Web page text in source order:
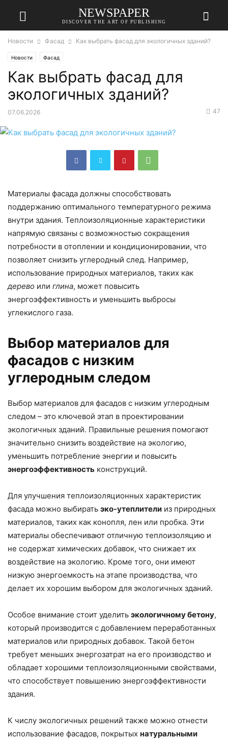
NEWSPAPER
DISCOVER THE ART OF PUBLISHING
Новости Фасад Как выбрать фасад для экологичных зданий?
Новости Фасад
Как выбрать фасад для
экологичных зданий?
07.06.2026 47
Материалы фасада должны способствовать
поддержанию оптимального температурного режима
внутри здания. Теплоизоляционные характеристики
напрямую связаны с возможностью сокращения
потребности в отоплении и кондиционировании, что
позволяет снизить углеродный след. Например,
использование природных материалов, таких как
дерево или глина, может повысить
энергоэффективность и уменьшить выбросы
углекислого газа.
Выбор материалов для
фасадов с низким
углеродным следом
Выбор материалов для фасадов с низким углеродным
следом – это ключевой этап в проектировании
экологичных зданий. Правильные решения помогают
значительно снизить воздействие на экологию,
уменьшить потребление энергии и повысить
энергоэффективность конструкций.
Для улучшения теплоизоляционных характеристик
фасада можно выбирать эко-утеплители из природных
материалов, таких как конопля, лен или пробка. Эти
материалы обеспечивают отличную теплоизоляцию и
не содержат химических добавок, что снижает их
воздействие на экологию. Кроме того, они имеют
низкую энергоемкость на этапе производства, что
делает их хорошим выбором для экологичных зданий.
Особое внимание стоит уделить экологичному бетону,
который производится с добавлением переработанных
материалов или природных добавок. Такой бетон
требует меньших энергозатрат на его производство и
обладает хорошими теплоизоляционными свойствами,
что способствует повышению энергоэффективности
здания.
К числу экологичных решений также можно отнести
использование фасадов, покрытых натуральными